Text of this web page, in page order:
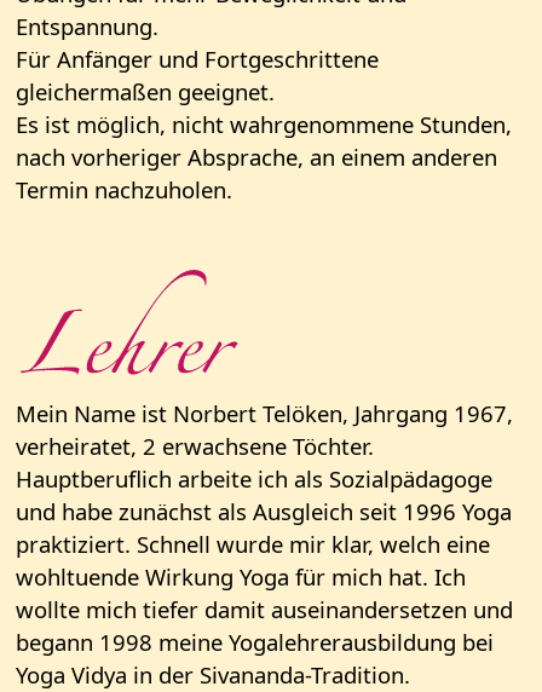
Entspannung.
Für Anfänger und Fortgeschrittene
gleichermaßen geeignet.
Es ist möglich, nicht wahrgenommene Stunden,
nach vorheriger Absprache, an einem anderen
Termin nachzuholen.
Mein Name ist Norbert Telöken, Jahrgang 1967,
verheiratet, 2 erwachsene Töchter.
Hauptberuflich arbeite ich als Sozialpädagoge
und habe zunächst als Ausgleich seit 1996 Yoga
praktiziert. Schnell wurde mir klar, welch eine
wohltuende Wirkung Yoga für mich hat. Ich
wollte mich tiefer damit auseinandersetzen und
begann 1998 meine Yogalehrerausbildung bei
Yoga Vidya in der Sivananda-Tradition.